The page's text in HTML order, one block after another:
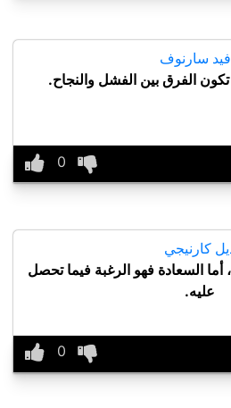
سارنوف
تكون الفرق بين الفشل والنجاح.
كارنيجي
أما السعادة فهو الرغبة فيما تحصل
عليه.